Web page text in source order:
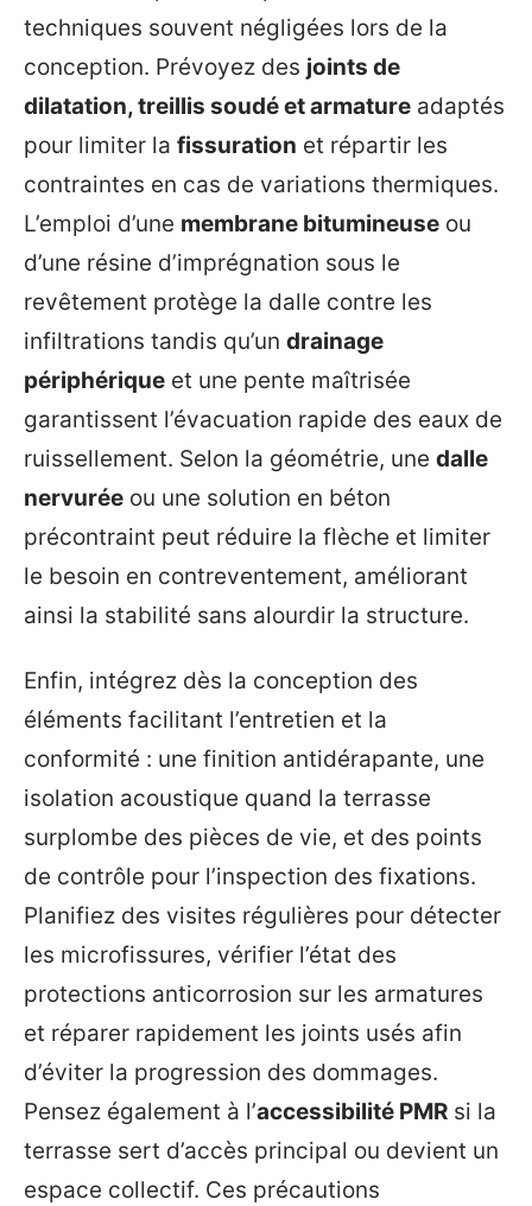
techniques souvent négligées lors de la
conception. Prévoyez des joints de
dilatation, treillis soudé et armature adaptés
pour limiter la fissuration et répartir les
contraintes en cas de variations thermiques.
L’emploi d’une membrane bitumineuse ou
d’une résine d’imprégnation sous le
revêtement protège la dalle contre les
infiltrations tandis qu’un drainage
périphérique et une pente maîtrisée
garantissent l’évacuation rapide des eaux de
ruissellement. Selon la géométrie, une dalle
nervurée ou une solution en béton
précontraint peut réduire la flèche et limiter
le besoin en contreventement, améliorant
ainsi la stabilité sans alourdir la structure.
Enfin, intégrez dès la conception des
éléments facilitant l’entretien et la
conformité : une finition antidérapante, une
isolation acoustique quand la terrasse
surplombe des pièces de vie, et des points
de contrôle pour l’inspection des fixations.
Planifiez des visites régulières pour détecter
les microfissures, vérifier l’état des
protections anticorrosion sur les armatures
et réparer rapidement les joints usés afin
d’éviter la progression des dommages.
Pensez également à l’accessibilité PMR si la
terrasse sert d’accès principal ou devient un
espace collectif. Ces précautions